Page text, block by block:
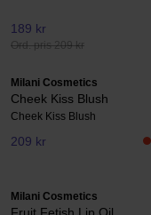
189 kr
Ord. pris 209 kr
Milani Cosmetics
Cheek Kiss Blush
Cheek Kiss Blush
209 kr
Milani Cosmetics
Fruit Fetish Lip Oil